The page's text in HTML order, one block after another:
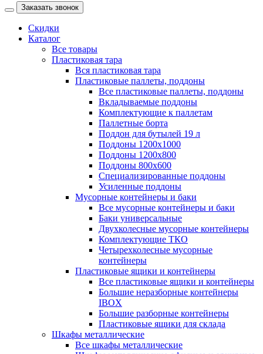
Заказать звонок
Скидки
Каталог
Все товары
Пластиковая тара
Вся пластиковая тара
Пластиковые паллеты, поддоны
Все пластиковые паллеты, поддоны
Вкладываемые поддоны
Комплектующие к паллетам
Паллетные борта
Поддон для бутылей 19 л
Поддоны 1200х1000
Поддоны 1200х800
Поддоны 800х600
Специализированные поддоны
Усиленные поддоны
Мусорные контейнеры и баки
Все мусорные контейнеры и баки
Баки универсальные
Двухколесные мусорные контейнеры
Комплектующие ТКО
Четырехколесные мусорные
контейнеры
Пластиковые ящики и контейнеры
Все пластиковые ящики и контейнеры
Большие неразборные контейнеры
IBOX
Большие разборные контейнеры
Пластиковые ящики для склада
Шкафы металлические
Все шкафы металлические